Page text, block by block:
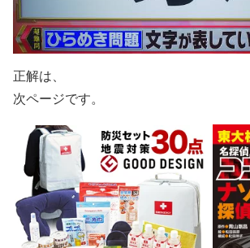
正解は、
次ページです。